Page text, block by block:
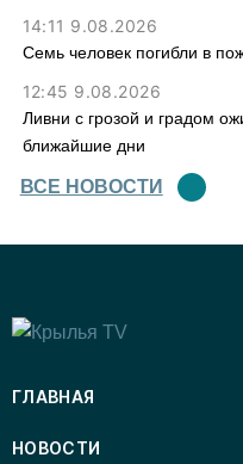
14:11 9.08.2026
Семь человек погибли в
12:45 9.08.2026
Ливни с грозой и градом
ближайшие дни
ВСЕ НОВОСТИ
ГЛАВНАЯ
НОВОСТИ